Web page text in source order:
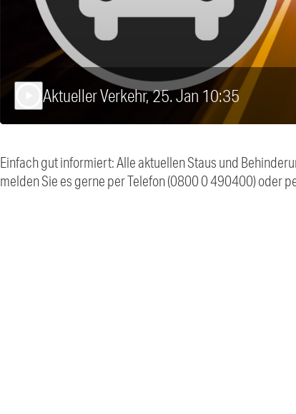
Aktueller Verkehr, 25. Jan 10:35
Einfach gut informiert: Alle aktuellen Staus und
melden Sie es gerne per Telefon (0800 0 490400) oder